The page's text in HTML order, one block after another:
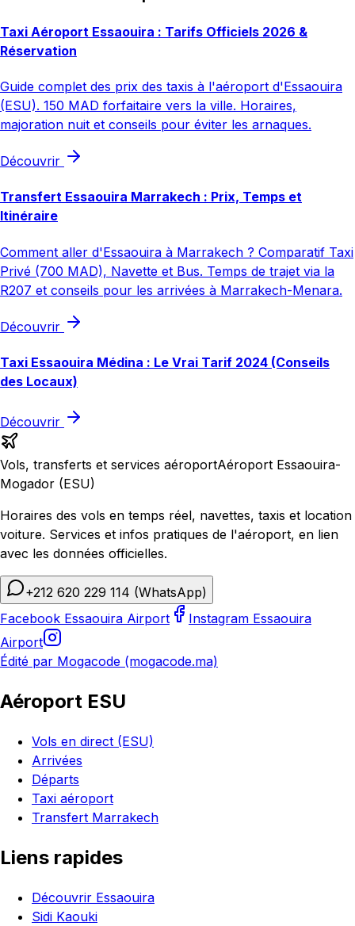
Taxi Aéroport Essaouira : Tarifs Officiels 2026 &
Réservation
Guide complet des prix des taxis à l'aéroport d'Essaouira
(ESU). 150 MAD forfaitaire vers la ville. Horaires,
majoration nuit et conseils pour éviter les arnaques.
Découvrir
Transfert Essaouira Marrakech : Prix, Temps et
Itinéraire
Comment aller d'Essaouira à Marrakech ? Comparatif Taxi
Privé (700 MAD), Navette et Bus. Temps de trajet via la
R207 et conseils pour les arrivées à Marrakech-Menara.
Découvrir
Taxi Essaouira Médina : Le Vrai Tarif 2024 (Conseils
des Locaux)
Découvrir
Vols, transferts et services aéroportAéroport Essaouira-
Mogador (ESU)
Horaires des vols en temps réel, navettes, taxis et location
voiture. Services et infos pratiques de l'aéroport, en lien
avec les données officielles.
+212 620 229 114 (WhatsApp)
Facebook Essaouira Airport
Instagram Essaouira
Airport
Édité par Mogacode (mogacode.ma)
Aéroport ESU
Vols en direct (ESU)
Arrivées
Départs
Taxi aéroport
Transfert Marrakech
Liens rapides
Découvrir Essaouira
Sidi Kaouki